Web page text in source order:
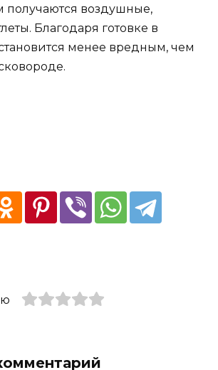
получаются воздушные,
Благодаря готовке в
менее вредным, чем